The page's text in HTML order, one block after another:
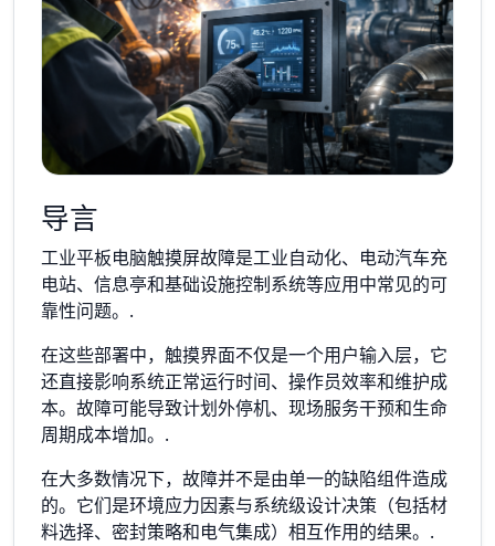
导言
工业平板电脑触摸屏故障是工业自动化、电动汽车充
电站、信息亭和基础设施控制系统等应用中常见的可
靠性问题。.
在这些部署中，触摸界面不仅是一个用户输入层，它
还直接影响系统正常运行时间、操作员效率和维护成
本。故障可能导致计划外停机、现场服务干预和生命
周期成本增加。.
在大多数情况下，故障并不是由单一的缺陷组件造成
的。它们是环境应力因素与系统级设计决策（包括材
料选择、密封策略和电气集成）相互作用的结果。.